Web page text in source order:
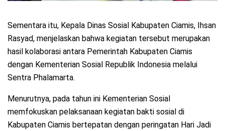
Sementara itu, Kepala Dinas Sosial Kabupaten Ciamis, Ihsan
Rasyad, menjelaskan bahwa kegiatan tersebut merupakan
hasil kolaborasi antara Pemerintah Kabupaten Ciamis
dengan Kementerian Sosial Republik Indonesia melalui
Sentra Phalamarta.
Menurutnya, pada tahun ini Kementerian Sosial
memfokuskan pelaksanaan kegiatan bakti sosial di
Kabupaten Ciamis bertepatan dengan peringatan Hari Jadi